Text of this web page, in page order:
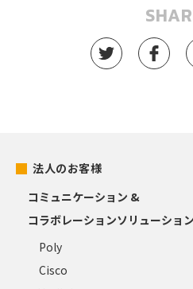
法人のお客様
コミュニケーション &
コラボレーションソリューショ
Poly
Cisco